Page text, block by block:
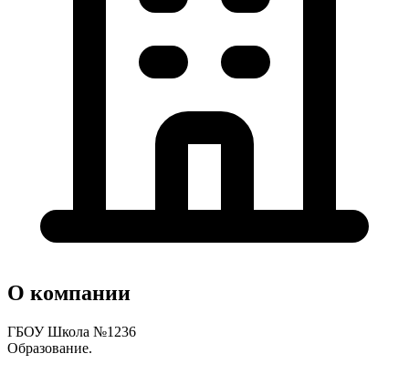
О компании
ГБОУ Школа №1236
Образование.